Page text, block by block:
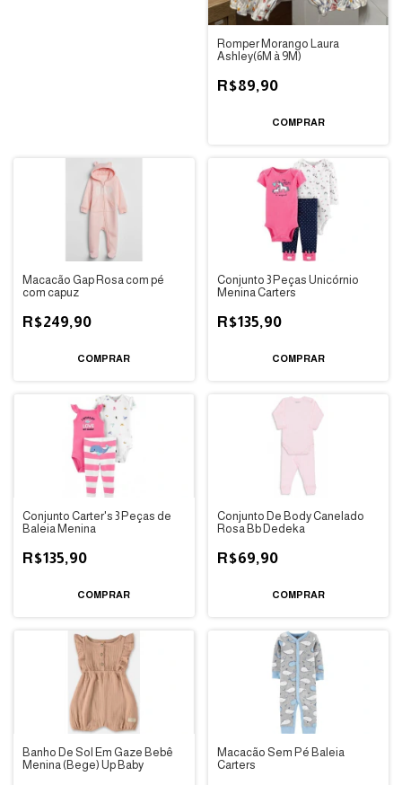
Romper Morango Laura
Ashley(6M à 9M)
R$89,90
Macacão Gap Rosa com pé
com capuz
R$249,90
COMPRAR
Conjunto 3 Peças Unicórnio
Menina Carters
R$135,90
COMPRAR
Conjunto Carter's 3 Peças de
Baleia Menina
R$135,90
COMPRAR
Conjunto De Body Canelado
Rosa Bb Dedeka
R$69,90
COMPRAR
Banho De Sol Em Gaze Bebê
Menina (Bege) Up Baby
Macacão Sem Pé Baleia
Carters